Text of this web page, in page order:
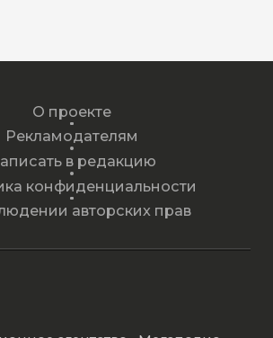
О проекте
Рекламодателям
в редакцию
конфиденциальности
авторских прав